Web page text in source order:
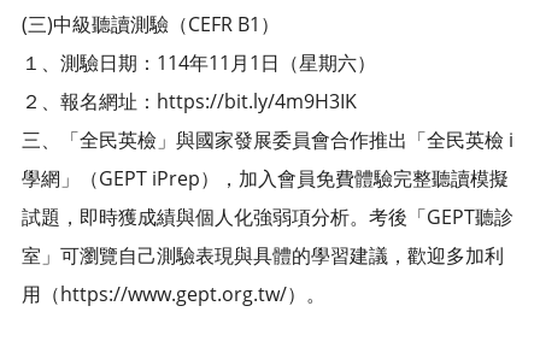
(三)中級聽讀測驗（CEFR B1）
１、測驗日期：114年11月1日（星期六）
２、報名網址：https://bit.ly/4m9H3IK
三、「全民英檢」與國家發展委員會合作推出「全民英檢 i
學網」（GEPT iPrep），加入會員免費體驗完整聽讀模擬
試題，即時獲成績與個人化強弱項分析。考後「GEPT聽診
室」可瀏覽自己測驗表現與具體的學習建議，歡迎多加利
用（https://www.gept.org.tw/）。